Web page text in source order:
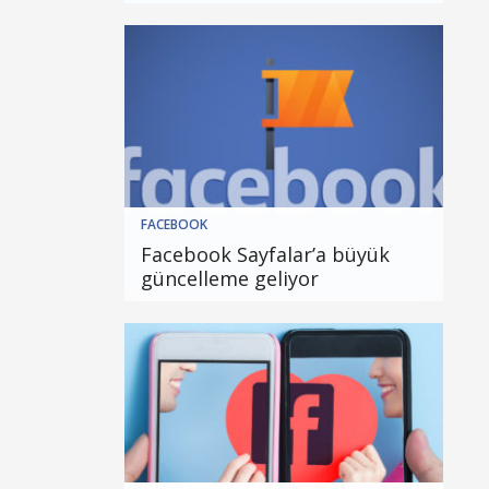
FACEBOOK
Facebook Sayfalar’a büyük
güncelleme geliyor